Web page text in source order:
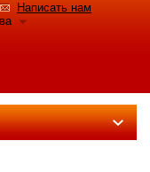
Написать нам